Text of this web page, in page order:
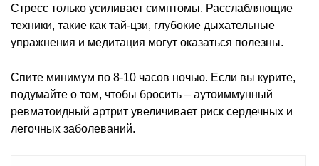
Стресс только усиливает симптомы. Расслабляющие
техники, такие как тай-цзи, глубокие дыхательные
упражнения и медитация могут оказаться полезны.
Спите минимум по 8-10 часов ночью. Если вы курите,
подумайте о том, чтобы бросить – аутоиммунный
ревматоидный артрит увеличивает риск сердечных и
легочных заболеваний.